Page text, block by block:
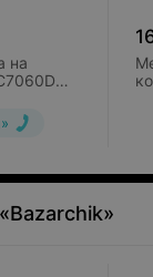
на